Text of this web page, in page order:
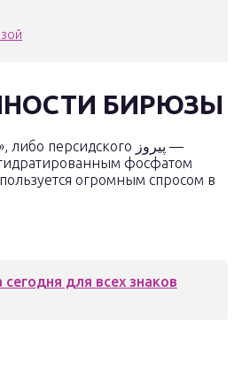
БИРЮЗЫ
фосфатом
огромным спросом в
сегодня для всех знаков